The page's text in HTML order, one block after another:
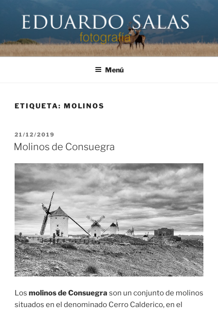
contenido
EDUARDO SALAS FOTÓGRAFO
Página personal del fotógrafo Eduardo Salas
Menú
ETIQUETA: MOLINOS
PUBLICADO
EL
21/12/2019
Molinos de Consuegra
Los molinos de Consuegra son un conjunto de molinos
situados en el denominado Cerro Calderico, en el